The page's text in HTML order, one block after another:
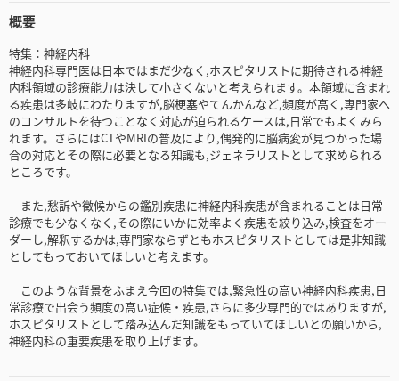
概要
特集：神経内科
神経内科専門医は日本ではまだ少なく,ホスピタリストに期待される神経
内科領域の診療能力は決して小さくないと考えられます。本領域に含まれ
る疾患は多岐にわたりますが,脳梗塞やてんかんなど,頻度が高く,専門家へ
のコンサルトを待つことなく対応が迫られるケースは,日常でもよくみら
れます。さらにはCTやMRIの普及により,偶発的に脳病変が見つかった場
合の対応とその際に必要となる知識も,ジェネラリストとして求められる
ところです。
また,愁訴や徴候からの鑑別疾患に神経内科疾患が含まれることは日常
診療でも少なくなく,その際にいかに効率よく疾患を絞り込み,検査をオー
ダーし,解釈するかは,専門家ならずともホスピタリストとしては是非知識
としてもっておいてほしいと考えます。
このような背景をふまえ今回の特集では,緊急性の高い神経内科疾患,日
常診療で出会う頻度の高い症候・疾患,さらに多少専門的ではありますが,
ホスピタリストとして踏み込んだ知識をもっていてほしいとの願いから,
神経内科の重要疾患を取り上げます。